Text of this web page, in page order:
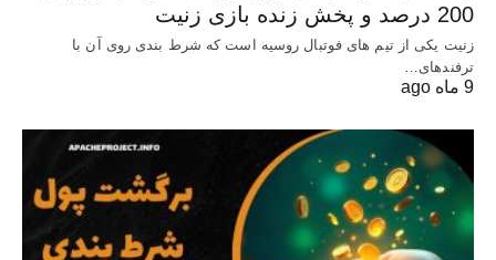
200 درصد و پخش زنده بازی زنیت
زنیت یکی از تیم های فوتبال روسیه است که شرط بندی روی آن با
ترفندهای…
9 ماه ago